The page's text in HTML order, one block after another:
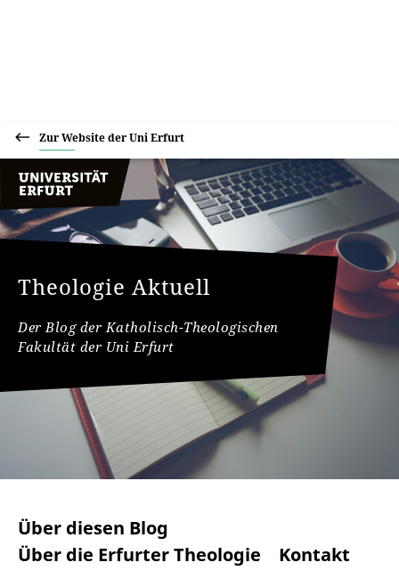
Zur Website der Uni Erfurt
Theologie Aktuell
Der Blog der Katholisch-Theologischen
Fakultät der Uni Erfurt
Über diesen Blog
Über die Erfurter Theologie
Kontakt